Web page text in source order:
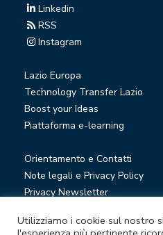
Linkedin
RSS
Instagram
Lazio Europa
Technology Transfer Lazio
Boost your Ideas
Piattaforma e-learning
Orientamento e Contatti
Note legali e Privacy Policy
Privacy Newsletter
Whistleblowing
Utilizziamo i cookie sul nostro